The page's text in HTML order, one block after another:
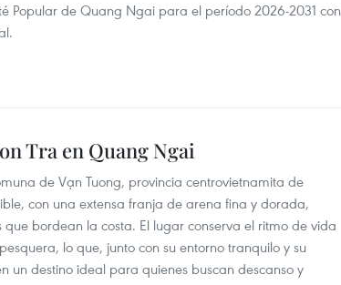
Popular de Quang Ngai para el período 2026-2031 con
Tra en Quang Ngai
de Vạn Tuong, provincia centrovietnamita de
con una extensa franja de arena fina y dorada,
bordean la costa. El lugar conserva el ritmo de vida
lo que, junto con su entorno tranquilo y su
un destino ideal para quienes buscan descanso y